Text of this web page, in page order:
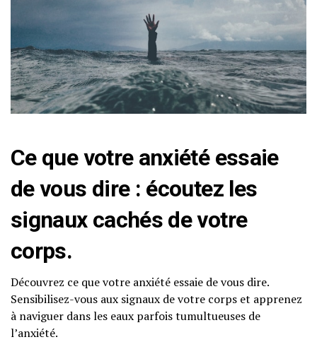
Ce que votre anxiété essaie
de vous dire : écoutez les
signaux cachés de votre
corps.
Découvrez ce que votre anxiété essaie de vous dire.
Sensibilisez-vous aux signaux de votre corps et apprenez
à naviguer dans les eaux parfois tumultueuses de
l’anxiété.